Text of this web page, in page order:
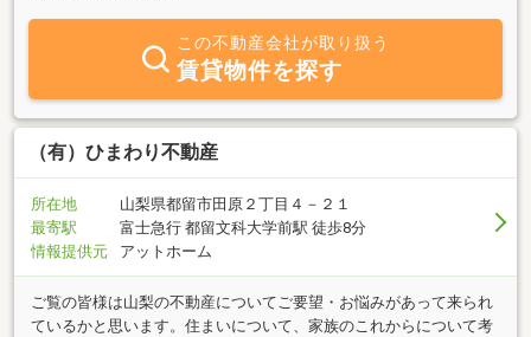
この不動産会社が取り扱う
賃貸物件を探す
（有）ひまわり不動産
所在地
山梨県都留市田原２丁目４－２１
最寄駅
富士急行 都留文科大学前駅 徒歩8分
情報提供元
アットホーム
ご覧の皆様は山梨の不動産についてご要望・お悩みがあって来られ
ているかと思います。住まいについて、家族のこれからについて考